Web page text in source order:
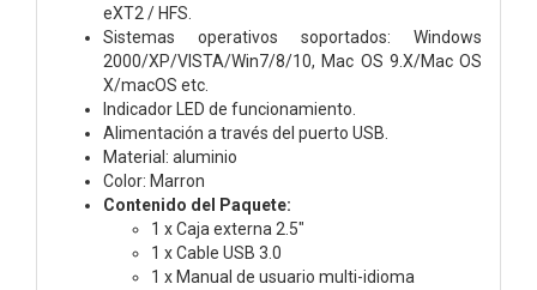
eXT2 / HFS.
Sistemas operativos soportados: Windows
2000/XP/VISTA/Win7/8/10, Mac OS 9.X/Mac OS
X/macOS etc.
Indicador LED de funcionamiento.
Alimentación a través del puerto USB.
Material: aluminio
Color: Marron
Contenido del Paquete:
1 x Caja externa 2.5"
1 x Cable USB 3.0
1 x Manual de usuario multi-idioma